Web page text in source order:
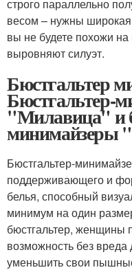
строго параллельно
весом – нужны
вы не будете похожи
выровняют силуэт.
Бюстгальтер
Бюстгальтер-
"Милавица" и
минимайзеры
Бюстгальтер-
поддерживающего и
белья, способный
минимум на один
бюстгальтер, женщины
возможность без вреда
уменьшить свои